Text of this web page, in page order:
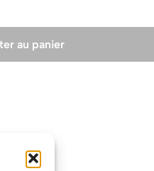
au panier